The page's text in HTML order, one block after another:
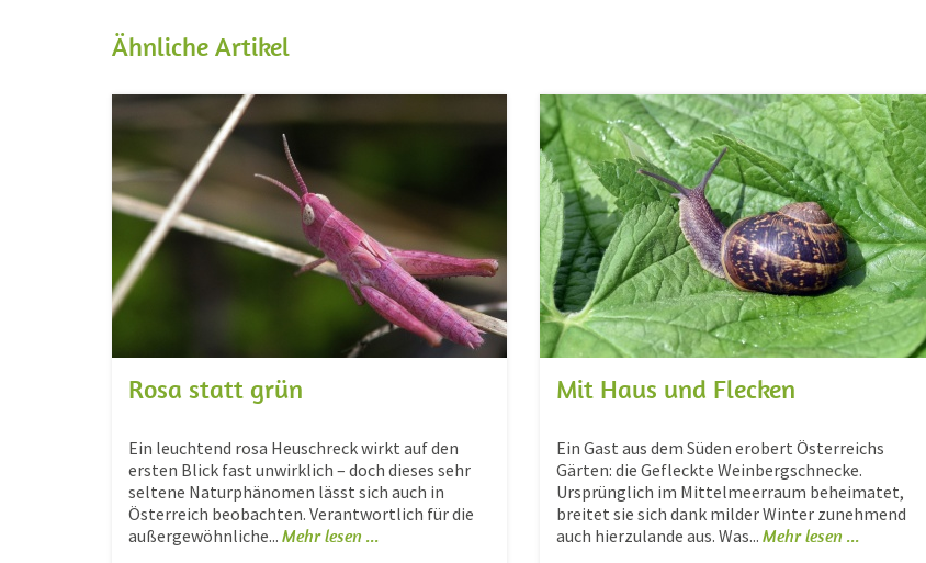
Ähnliche Artikel
Rosa statt grün
Ein leuchtend rosa Heuschreck wirkt auf den
ersten Blick fast unwirklich – doch dieses sehr
seltene Naturphänomen lässt sich auch in
Österreich beobachten. Verantwortlich für die
außergewöhnliche... Mehr lesen ...
Mit Haus und Flecken
Ein Gast aus dem Süden erobert Österreichs
Gärten: die Gefleckte Weinbergschnecke.
Ursprünglich im Mittelmeerraum beheimatet,
breitet sie sich dank milder Winter zunehmend
auch hierzulande aus. Was... Mehr lesen ...